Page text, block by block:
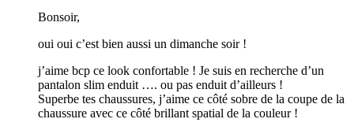
Bonsoir,
oui oui c’est bien aussi un dimanche soir !
j’aime bcp ce look confortable ! Je suis en recherche d’un
pantalon slim enduit …. ou pas enduit d’ailleurs !
Superbe tes chaussures, j’aime ce côté sobre de la coupe de la
chaussure avec ce côté brillant spatial de la couleur !